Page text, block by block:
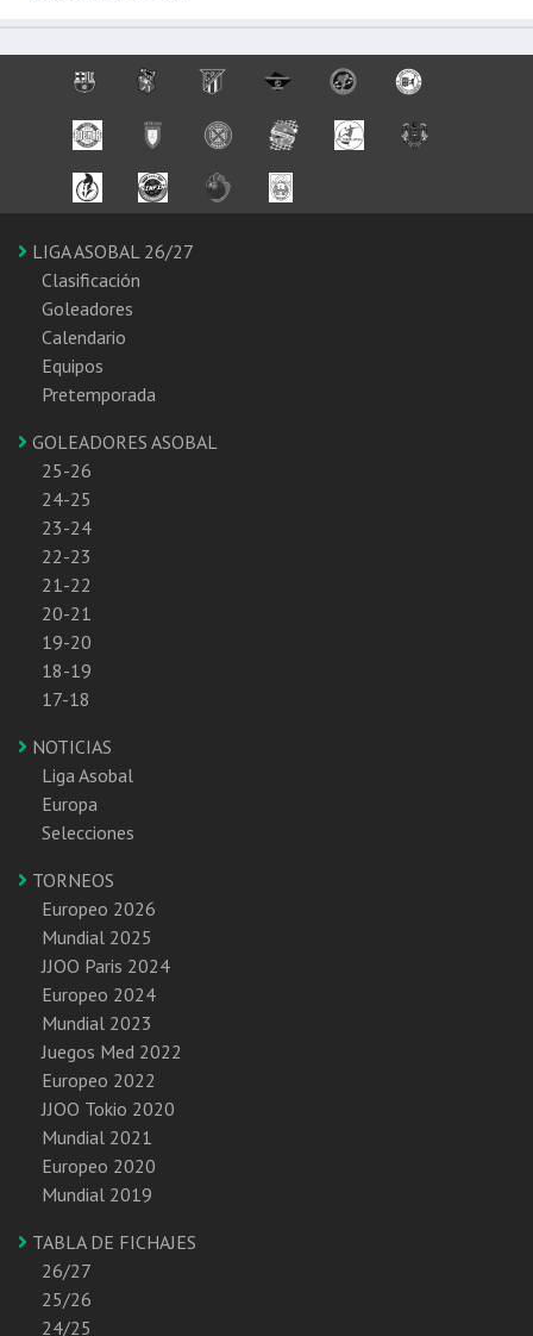
LIGA ASOBAL 26/27
Clasificación
Goleadores
Calendario
Equipos
Pretemporada
GOLEADORES ASOBAL
25-26
24-25
23-24
22-23
21-22
20-21
19-20
18-19
17-18
NOTICIAS
Liga Asobal
Europa
Selecciones
TORNEOS
Europeo 2026
Mundial 2025
JJOO Paris 2024
Europeo 2024
Mundial 2023
Juegos Med 2022
Europeo 2022
JJOO Tokio 2020
Mundial 2021
Europeo 2020
Mundial 2019
TABLA DE FICHAJES
26/27
25/26
24/25